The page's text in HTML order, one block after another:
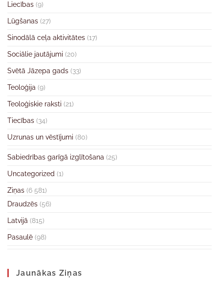
Liecības (9)
Lūgšanas (27)
Sinodālā ceļa aktivitātes (17)
Sociālie jautājumi (20)
Svētā Jāzepa gads (33)
Teoloģija (9)
Teoloģiskie raksti (21)
Tiecības (34)
Uzrunas un vēstījumi (80)
Sabiedrības garīgā izglītošana (25)
Uncategorized (1)
Ziņas (6 581)
Draudzēs (56)
Latvijā (815)
Pasaulē (98)
Jaunākas Ziņas